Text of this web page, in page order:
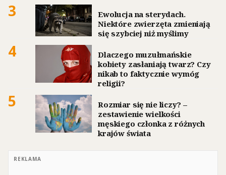
3
Ewolucja na sterydach.
Niektóre zwierzęta zmieniają
się szybciej niż myślimy
4
Dlaczego muzułmańskie
kobiety zasłaniają twarz? Czy
nikab to faktycznie wymóg
religii?
5
Rozmiar się nie liczy? –
zestawienie wielkości
męskiego członka z różnych
krajów świata
REKLAMA